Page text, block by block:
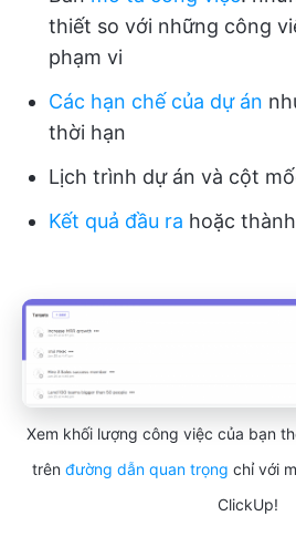
thiết so với những công
phạm vi
Các hạn chế của dự án
thời hạn
Lịch trình dự án và cột
Kết quả đầu ra hoặc
Xem khối lượng công việc của bạn
trên đường dẫn quan trọng chỉ với
ClickUp!